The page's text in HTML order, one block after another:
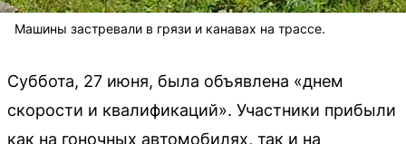
Машины застревали в грязи и канавах на трассе.
Суббота, 27 июня, была объявлена «днем
скорости и квалификаций». Участники прибыли
как на гоночных автомобилях, так и на